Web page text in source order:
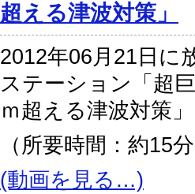
超える津波対策」
2012年06月21日に
ステーション「超
ｍ超える津波対策
（所要時間：約15
(動画を見る…)